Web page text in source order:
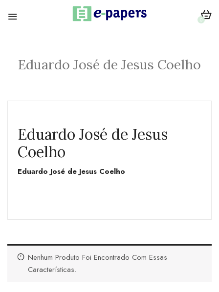
0
Eduardo José de Jesus Coelho
Eduardo José de Jesus
Coelho
Eduardo José de Jesus Coelho
Nenhum Produto Foi Encontrado Com Essas
Características.